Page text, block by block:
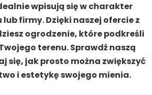
wpisują się w charakter
firmy. Dzięki naszej ofercie z
ogrodzenie, które podkreśli
terenu. Sprawdź naszą
się, jak prosto można zwiększyć
i estetykę swojego mienia.